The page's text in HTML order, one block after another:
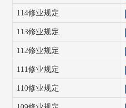
114修业规定
113修业规定
112修业规定
111修业规定
110修业规定